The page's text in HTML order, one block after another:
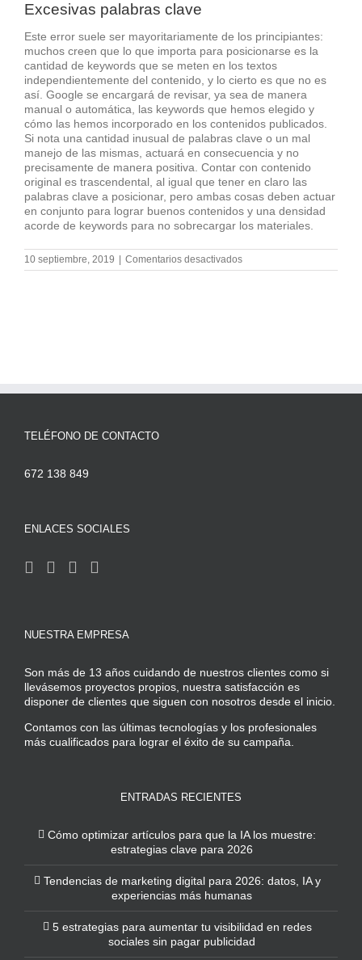
Excesivas palabras clave
Este error suele ser mayoritariamente de los principiantes:
muchos creen que lo que importa para posicionarse es la
cantidad de keywords que se meten en los textos
independientemente del contenido, y lo cierto es que no es
así. Google se encargará de revisar, ya sea de manera
manual o automática, las keywords que hemos elegido y
cómo las hemos incorporado en los contenidos publicados.
Si nota una cantidad inusual de palabras clave o un mal
manejo de las mismas, actuará en consecuencia y no
precisamente de manera positiva. Contar con contenido
original es trascendental, al igual que tener en claro las
palabras clave a posicionar, pero ambas cosas deben actuar
en conjunto para lograr buenos contenidos y una densidad
acorde de keywords para no sobrecargar los materiales.
10 septiembre, 2019 Comentarios desactivadosen
Penalizaciones
TELÉFONO DE CONTACTO
672 138 849
ENLACES SOCIALES
NUESTRA EMPRESA
Son más de 13 años cuidando de nuestros clientes como si
llevásemos proyectos propios, nuestra satisfacción es
disponer de clientes que siguen con nosotros desde el inicio.
Contamos con las últimas tecnologías y los profesionales
más cualificados para lograr el éxito de su campaña.
ENTRADAS RECIENTES
Cómo optimizar artículos para que la IA los muestre:
estrategias clave para 2026
Tendencias de marketing digital para 2026: datos, IA y
experiencias más humanas
5 estrategias para aumentar tu visibilidad en redes
sociales sin pagar publicidad